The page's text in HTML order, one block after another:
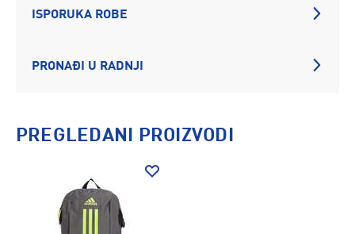
ISPORUKA ROBE
PRONAĐI U RADNJI
PREGLEDANI PROIZVODI